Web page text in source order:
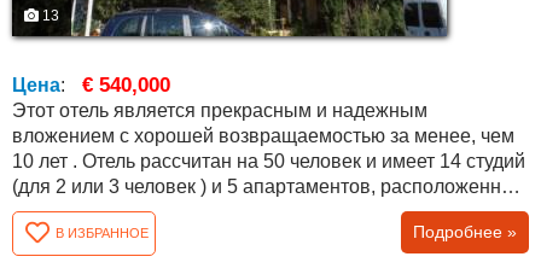
13
Цена: € 540,000
Этот отель является прекрасным и надежным
вложением с хорошей возвращаемостью за менее, чем
10 лет . Отель рассчитан на 50 человек и имеет 14 студий
(для 2 или 3 человек ) и 5 апартаментов, расположенных
на четырех этажах. На первом этаже есть бистро для 50
гостей и летний сад на 40 других гостей. Позади отеля
есть четыре комнаты для персонала. Имеется
В ИЗБРАННОЕ Подробнее »